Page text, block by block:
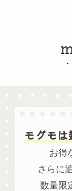
モグモ
お得
さらに
数量限